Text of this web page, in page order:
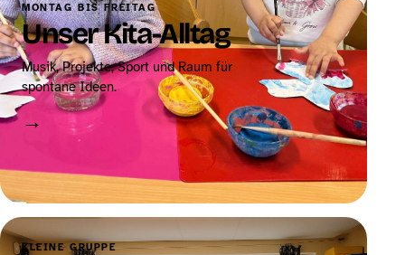
MONTAG BIS FREITAG
Unser Kita-Alltag
Musik, Projekte, Sport und Raum für
spontane Ideen.
→
KLEINE GRUPPE